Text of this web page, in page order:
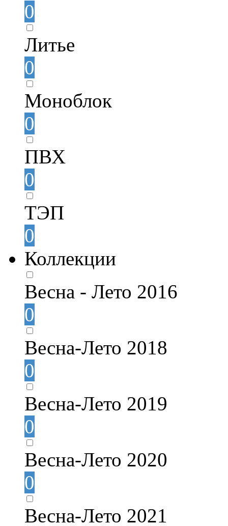
0
Литье
0
Моноблок
0
ПВХ
0
ТЭП
0
Коллекции
Весна - Лето 2016
0
Весна-Лето 2018
0
Весна-Лето 2019
0
Весна-Лето 2020
0
Весна-Лето 2021